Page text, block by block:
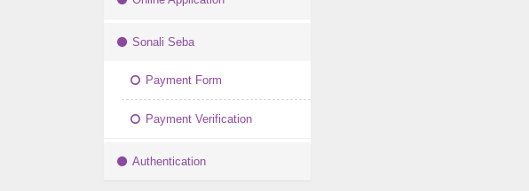
Sonali Seba
Payment Form
Payment Verification
Authentication